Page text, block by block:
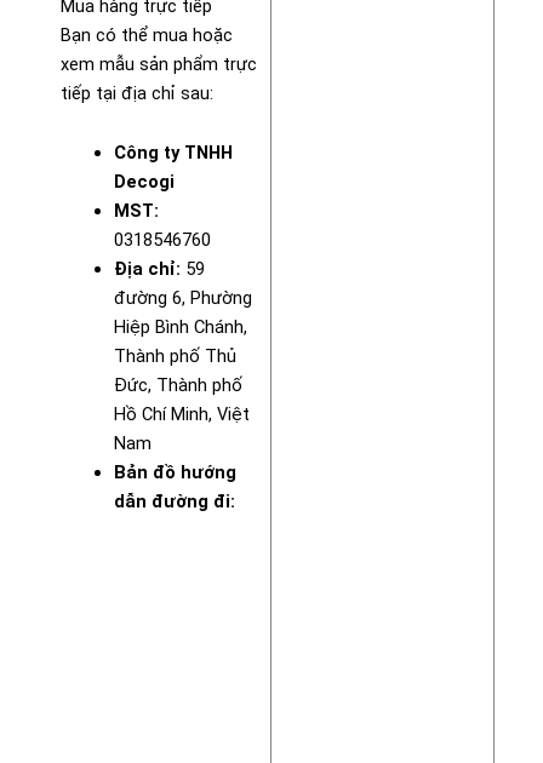
Mua hàng trực tiếp
Bạn có thể mua hoặc
xem mẫu sản phẩm trực
tiếp tại địa chỉ sau:
Công ty TNHH
Decogi
MST:
0318546760
Địa chỉ: 59
đường 6, Phường
Hiệp Bình Chánh,
Thành phố Thủ
Đức, Thành phố
Hồ Chí Minh, Việt
Nam
Bản đồ hướng
dẫn đường đi: